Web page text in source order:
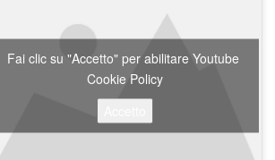
Fai clic su "Accetto" per abilitare Youtube
Cookie Policy